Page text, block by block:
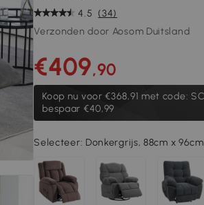
4.5 (34)
Verzonden door Aosom Duitsland
€409,90
Koop nu voor€368,91 met code:
bespaar €40,99
Selecteer: Donkergrijs, 88cm x